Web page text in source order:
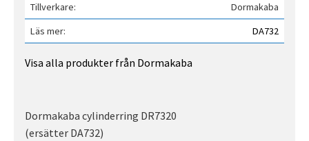
Tillverkare
Dormakaba
Läs mer
DA732
Visa alla produkter från Dormakaba
Dormakaba cylinderring DR7320
(ersätter DA732)